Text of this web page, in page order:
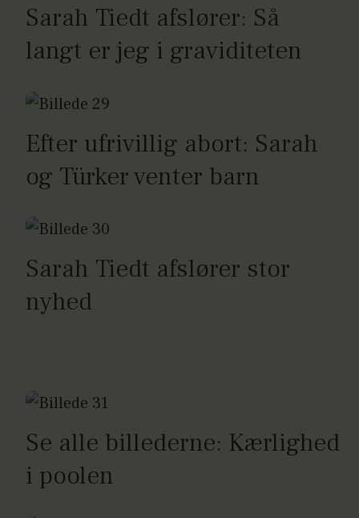
Sarah Tiedt afslører: Så
langt er jeg i graviditeten
Efter ufrivillig abort: Sarah
og Türker venter barn
Sarah Tiedt afslører stor
nyhed
Se alle billederne: Kærlighed
i poolen